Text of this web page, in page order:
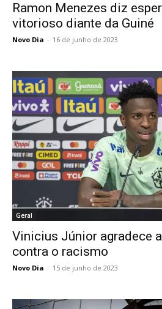
Ramon Menezes diz
vitorioso diante da Guiné
Novo Dia - 16 de junho de 2023
Geral
Vinicius Júnior agradece
contra o racismo
Novo Dia - 15 de junho de 2023